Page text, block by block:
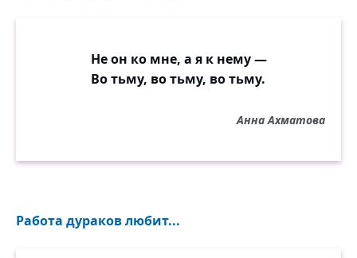
Не он ко мне, а я к нему —
Во тьму, во тьму, во тьму.
Анна Ахматова
Работа дураков любит...